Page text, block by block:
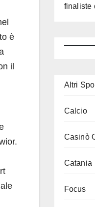
è
il
finaliste
Altri
Calcio
Casinò
Catania
Focus